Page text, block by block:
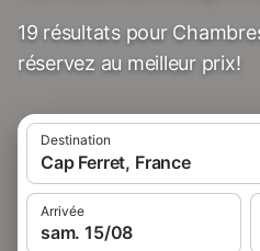
19 résultats pour
réservez au meilleur prix!
Destination
Cap Ferret, France
Arrivée
sam. 15/08